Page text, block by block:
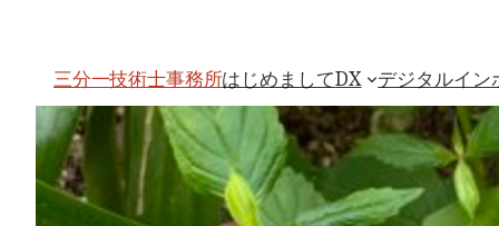
三分一技術士事務所はじめましてDX デジタルイン